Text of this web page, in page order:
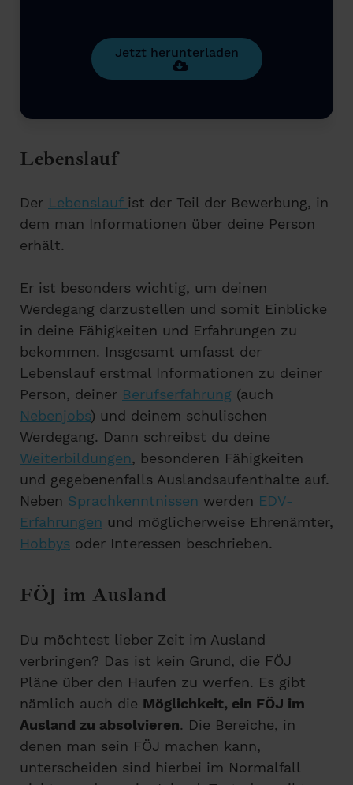
Jetzt herunterladen
Lebenslauf
Der Lebenslauf ist der Teil der Bewerbung, in
dem man Informationen über deine Person
erhält.
Er ist besonders wichtig, um deinen
Werdegang darzustellen und somit Einblicke
in deine Fähigkeiten und Erfahrungen zu
bekommen. Insgesamt umfasst der
Lebenslauf erstmal Informationen zu deiner
Person, deiner Berufserfahrung (auch
Nebenjobs) und deinem schulischen
Werdegang. Dann schreibst du deine
Weiterbildungen, besonderen Fähigkeiten
und gegebenenfalls Auslandsaufenthalte auf.
Neben Sprachkenntnissen werden EDV-
Erfahrungen und möglicherweise Ehrenämter,
Hobbys oder Interessen beschrieben.
FÖJ im Ausland
Du möchtest lieber Zeit im Ausland
verbringen? Das ist kein Grund, die FÖJ
Pläne über den Haufen zu werfen. Es gibt
nämlich auch die Möglichkeit, ein FÖJ im
Ausland zu absolvieren. Die Bereiche, in
denen man sein FÖJ machen kann,
unterscheiden sind hierbei im Normalfall